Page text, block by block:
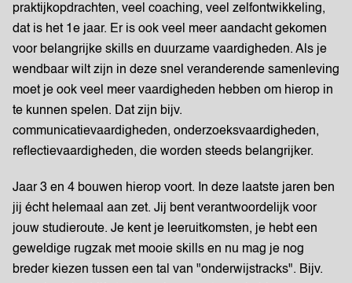
praktijkopdrachten, veel coaching, veel zelfontwikkeling,
dat is het 1e jaar. Er is ook veel meer aandacht gekomen
voor belangrijke skills en duurzame vaardigheden. Als je
wendbaar wilt zijn in deze snel veranderende samenleving
moet je ook veel meer vaardigheden hebben om hierop in
te kunnen spelen. Dat zijn bijv.
communicatievaardigheden, onderzoeksvaardigheden,
reflectievaardigheden, die worden steeds belangrijker.
Jaar 3 en 4 bouwen hierop voort. In deze laatste jaren ben
jij écht helemaal aan zet. Jij bent verantwoordelijk voor
jouw studieroute. Je kent je leeruitkomsten, je hebt een
geweldige rugzak met mooie skills en nu mag je nog
breder kiezen tussen een tal van "onderwijstracks". Bijv.